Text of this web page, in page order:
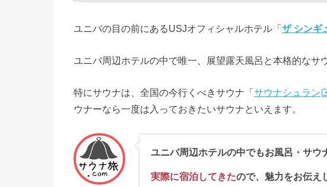
ユニバの目の前にあるUSJオフィシャルホテル「ザ シンギ
ユニバ周辺ホテルの中で唯一、展望露天風呂と本格的なサ
特にサウナは、全国の今行くべきサウナ「 サウナシュラン
ウナーなら一度は入っておきたいサウナといえます。
ユニバ周辺ホテルの中でもお風呂・サウ
実際に宿泊してきたので、魅力をお伝え